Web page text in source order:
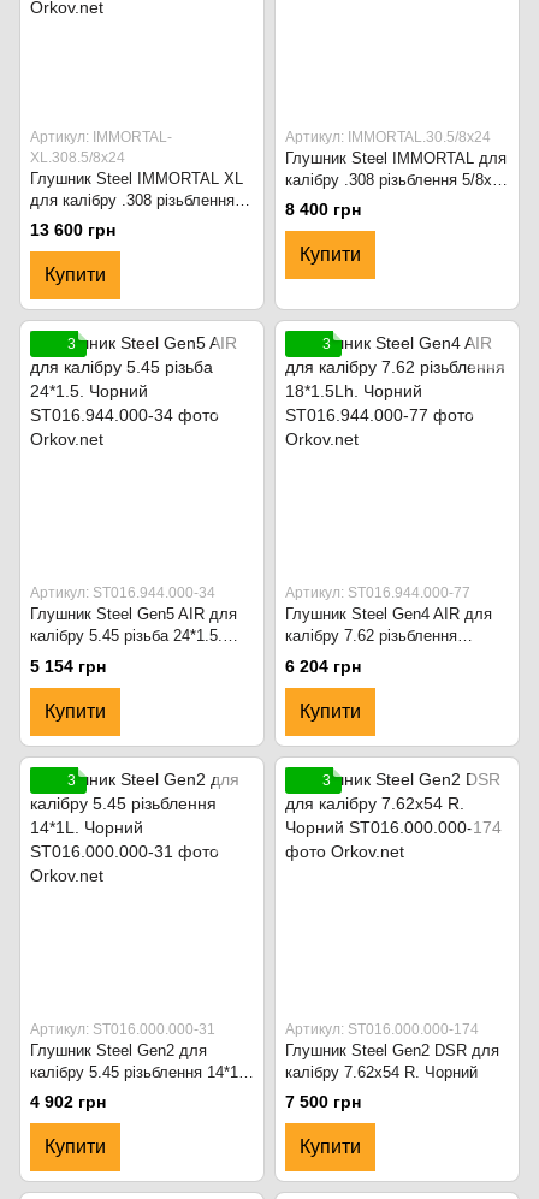
Артикул: IMMORTAL-
XL.308.5/8x24
Глушник Steel IMMORTAL XL
для калібру .308 різьблення
5/8x24 - 160мм. Чорний
13 600 грн
Купити
Артикул: IMMORTAL.30.5/8x24
Глушник Steel IMMORTAL для
калібру .308 різьблення 5/8x24
- 220мм. Чорний
8 400 грн
Купити
3
Артикул: ST016.944.000-34
Глушник Steel Gen5 AIR для
калібру 5.45 різьба 24*1.5.
Чорний
5 154 грн
Купити
3
Артикул: ST016.944.000-77
Глушник Steel Gen4 AIR для
калібру 7.62 різьблення
18*1.5Lh. Чорний
6 204 грн
Купити
3
Артикул: ST016.000.000-31
Глушник Steel Gen2 для
калібру 5.45 різьблення 14*1L.
Чорний
4 902 грн
Купити
3
Артикул: ST016.000.000-174
Глушник Steel Gen2 DSR для
калібру 7.62х54 R. Чорний
7 500 грн
Купити